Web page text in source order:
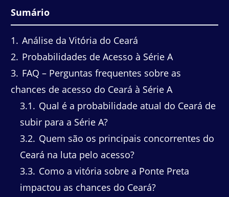
Sumário
1
Análise da Vitória do Ceará
2 Probabilidades de Acesso à Série A
3 FAQ – Perguntas frequentes sobre as
chances de acesso do Ceará à Série A
3.1
Qual é a probabilidade atual do Ceará de
subir para a Série A?
3.2 Quem são os principais concorrentes do
Ceará na luta pelo acesso?
3.3 Como a vitória sobre a Ponte Preta
impactou as chances do Ceará?